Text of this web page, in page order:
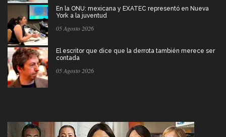
En la ONU: mexicana y EXATEC representó en Nueva
York a la juventud
05 Agosto 2026
El escritor que dice que la derrota también merece ser
contada
05 Agosto 2026